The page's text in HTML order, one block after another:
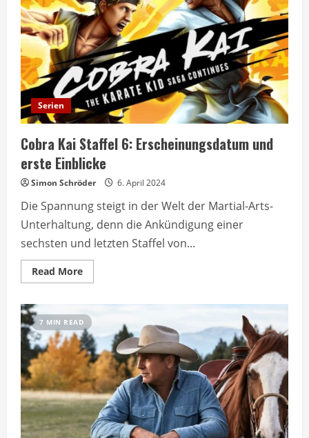
Handlungsdetails
Serien
Cobra Kai Staffel 6: Erscheinungsdatum und
erste Einblicke
Simon Schröder 6. April 2024
Die Spannung steigt in der Welt der Martial-Arts-
Unterhaltung, denn die Ankündigung einer
sechsten und letzten Staffel von...
Read MoreRead
more
Staffel
6:
Erscheinungsdatum
und
erste
Einblicke
7 MIN READ